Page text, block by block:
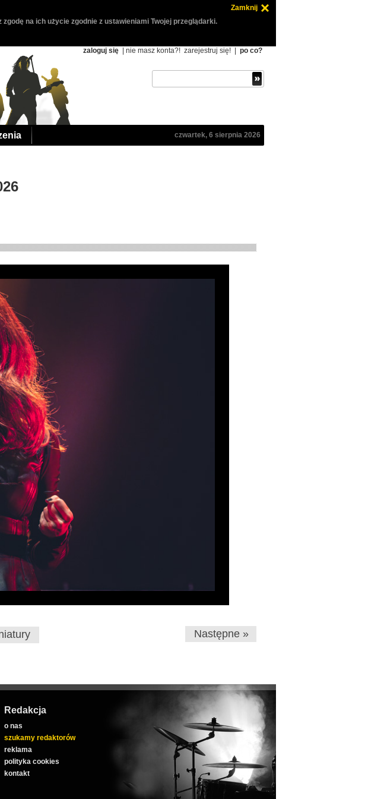
Zamknij
na ich użycie zgodnie z ustawieniami Twojej przeglądarki.
zaloguj się | nie masz konta?! zarejestruj się! po co?
czwartek, 6 sierpnia 2026
Następne »
Redakcja
o nas
szukamy redaktorów
reklama
polityka cookies
kontakt